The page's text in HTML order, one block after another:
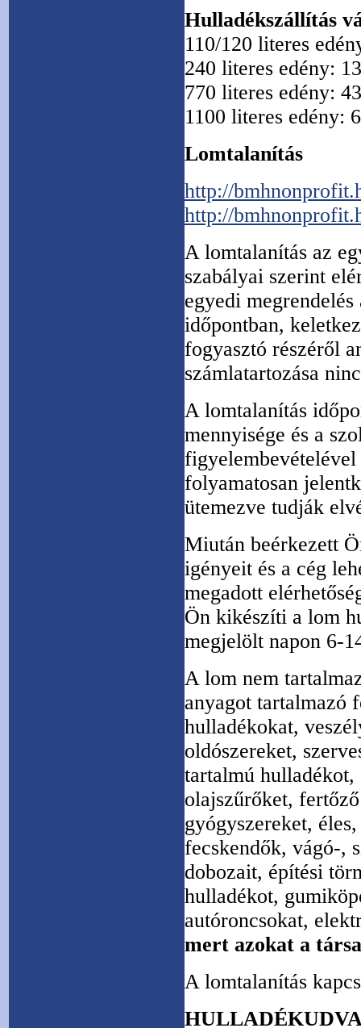
Hulladékszállítás
110/120 literes
240 literes edény:
770 literes edény:
1100 literes edény:
Lomtalanítás
http://
http://
A lomtalanítás az
szabályai szerint
egyedi
időpontban,
fogyasztó részéről
számlatartozása
A lomtalanítás
mennyisége és a
folyamatosan
ütemezve tudják
Miután beérkezett
igényeit és a cég
megadott
Ön kikészíti a lom
megjelölt napon 6-
A lom nem
anyagot tartalmazó
hulladékokat,
oldószereket,
tartalmú
olajszűrőket,
gyógyszereket,
fecskendők, vágó-,
dobozait, építési
hulladékot,
autóroncsokat,
mert azokat a
A lomtalanítás